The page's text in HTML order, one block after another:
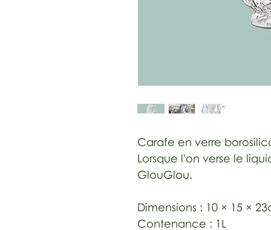
Carafe en verre
Lorsque l'on verse le
GlouGlou.
Dimensions : 10 × 15 ×
Contenance : 1L